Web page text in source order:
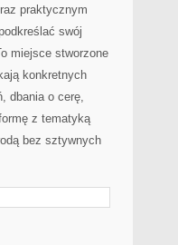
praktycznym
swój
miejsce stworzone
konkretnych
dbania o cerę,
z tematyką
bez sztywnych